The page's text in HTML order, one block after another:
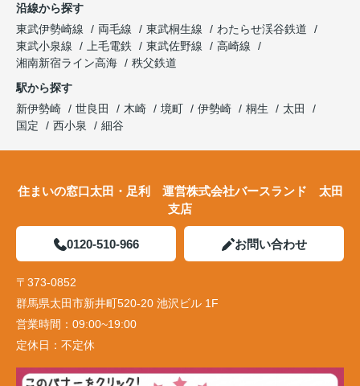
沿線から探す
東武伊勢崎線
両毛線 東武桐生線
わたらせ渓谷鉄道
東武小泉線
上毛電鉄 東武佐野線
高崎線
湘南新宿ライン高海
秩父鉄道
駅から探す
新伊勢崎
世良田 木崎 境町 伊勢崎 桐生
太田
国定
西小泉 細谷
住まいの窓口太田・足利 運営株式会社バースランド 太田
支店
0120-510-966 お問い合わせ
〒373-0852
群馬県太田市新井町520-20 池沢ビル 1F
営業時間： 09:00~19:00
定休日： 不定休